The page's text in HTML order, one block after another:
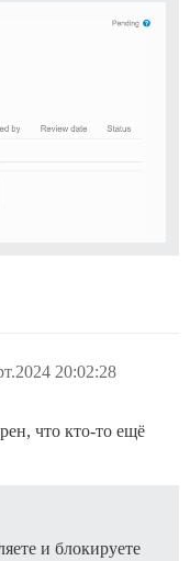
20:02:28
что кто-то ещё
и блокируете